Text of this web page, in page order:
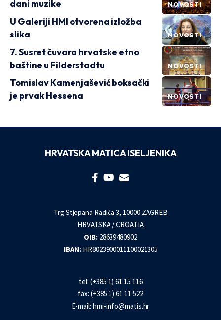
NOVOSTI
dani muzike
NOVOSTI
U Galeriji HMI otvorena izložba
slika
NOVOSTI
7. Susret čuvara hrvatske etno
baštine u Filderstadtu
NOVOSTI
Tomislav Kamenjašević boksački
je prvak Hessena
HRVATSKA MATICA ISELJENIKA
Trg Stjepana Radića 3, 10000 ZAGREB
HRVATSKA / CROATIA
OIB: 28639480902
IBAN: HR8023900011100021305
tel: (+385 1) 61 15 116
fax: (+385 1) 61 11 522
E-mail: hmi-info@matis.hr